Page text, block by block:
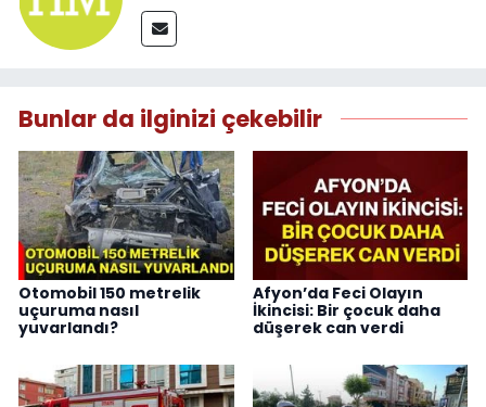
Bunlar da ilginizi çekebilir
Otomobil 150 metrelik
uçuruma nasıl
yuvarlandı?
Afyon’da Feci Olayın
İkincisi: Bir çocuk daha
düşerek can verdi